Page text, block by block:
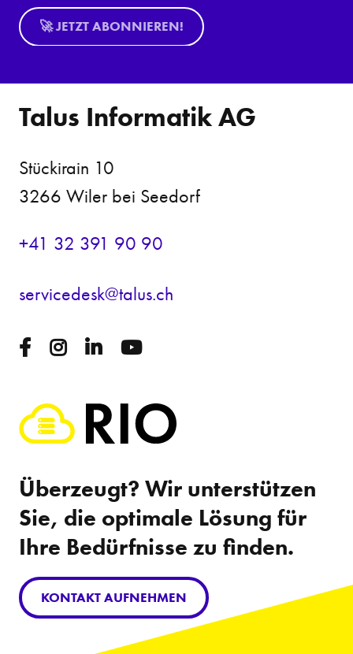
🚀 JETZT ABONNIEREN!
Talus Informatik AG
Stückirain 10
3266 Wiler bei Seedorf
+41 32 391 90 90
s rv c d sk t l s ch
Überzeugt? Wir unterstützen
Sie, die optimale Lösung für
Ihre Bedürfnisse zu finden.
KONTAKT AUFNEHMEN